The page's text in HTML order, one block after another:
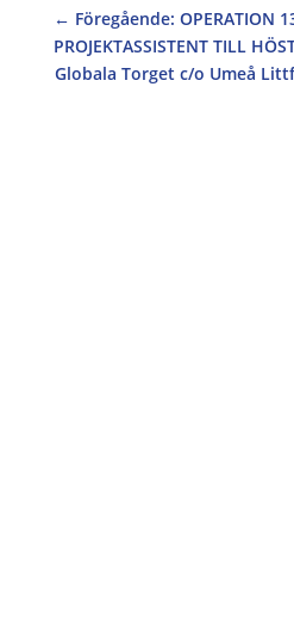
← Föregående: OPERATION
PROJEKTASSISTENT TILL
Globala Torget c/o Umeå